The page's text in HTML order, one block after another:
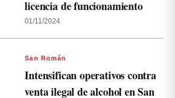
licencia de funcionamiento
01/11/2024
San Román
Intensifican operativos contra
venta ilegal de alcohol en San